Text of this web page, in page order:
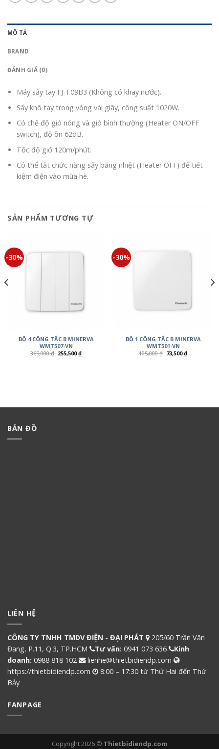
MÔ TẢ
BRAND
ĐÁNH GIÁ (0)
Máy sấy tay FJ-T09B3 (Không có khay nước).
Sấy khô tay trong vòng vài giây, công suất 1020W.
Có chế độ gió nóng và gió bình thường (Heater ON/OFF
switch), độ ồn 62dB.
Tốc độ gió 120m/phút.
Có thể tắt chức năng sấy bằng nhiệt (Heater OFF) để tiết
kiệm điện vào mùa hè.
SẢN PHẨM TƯƠNG TỰ
-30%
BỘ 4 CÔNG TẮC B MINERVA
WMT507-VN
365,000₫ 255,500₫
-30%
BỘ 1 CÔNG TẮC B MINERVA
WMT501-VN
105,000₫ 73,500₫
BẢN ĐỒ
LIÊN HỆ
CÔNG TY TNHH TMDV ĐIỆN - ĐẠI PHÁT
205/60 Trần Văn
Đang, P.11, Q.3, TP.HCM
Tư vấn: 0941 073 636
Kinh
doanh: 0988 818 102
lienhe@thietbidiendp.com
https://thietbidiendp.com
8:00 – 17:30 từ Thứ Hai đến Thứ
Bảy
FANPAGE
Copyright 2026 © Thietbidiendp.com